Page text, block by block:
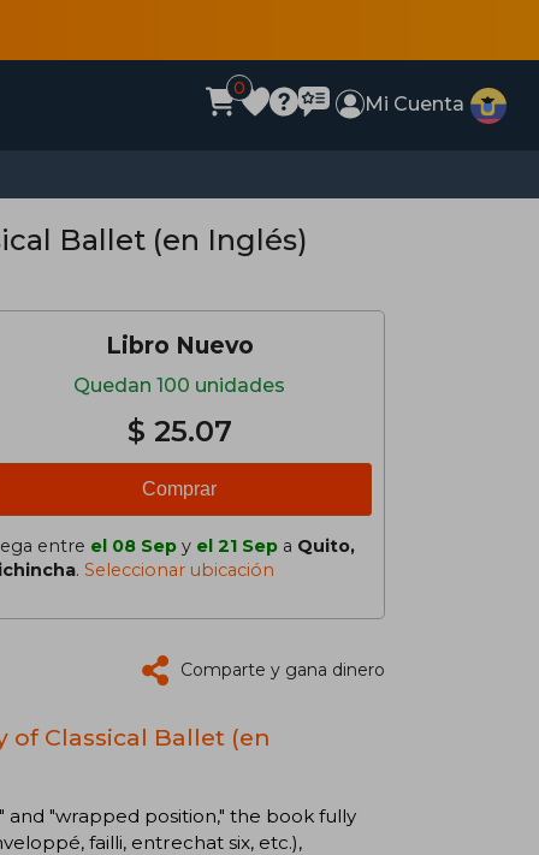
0
Mi Cuenta
Ballet (en Inglés)
Libro Nuevo
Quedan 100 unidades
$ 25.07
Comprar
entre el 08 Sep y el 21 Sep a Quito,
. Seleccionar ubicación
Comparte y gana dinero
of Classical Ballet (en
and "wrapped position," the book fully
failli, entrechat six, etc.),